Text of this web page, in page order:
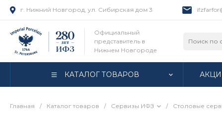
г. Нижний Новгород, ул. Сибирская дом 3
Официальный
представитель в
Нижнем Новгороде
КАТАЛОГ ТОВАРОВ
Главная / Каталог товаров / Сервизы ИФЗ / Столовые